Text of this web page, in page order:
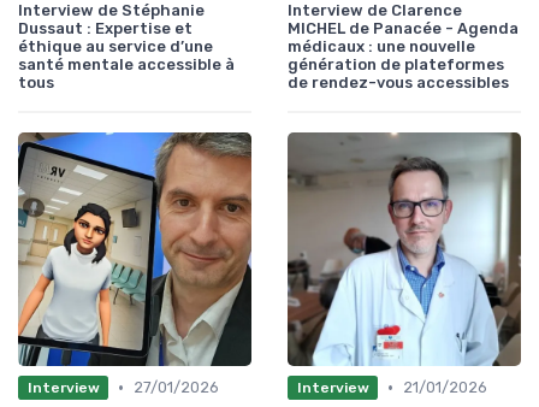
Interview de Stéphanie
Dussaut : Expertise et
éthique au service d’une
santé mentale accessible à
tous
Interview de Clarence
MICHEL de Panacée - Agenda
médicaux : une nouvelle
génération de plateformes
de rendez-vous accessibles
Interview •
27/01/2026
Interview •
21/01/2026